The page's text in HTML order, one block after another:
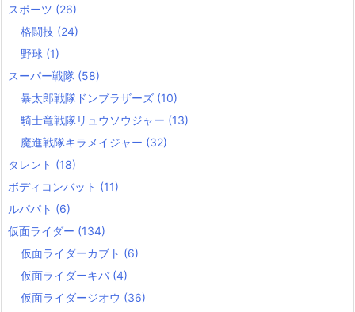
スポーツ (26)
格闘技 (24)
野球 (1)
スーパー戦隊 (58)
暴太郎戦隊ドンブラザーズ (10)
騎士竜戦隊リュウソウジャー (13)
魔進戦隊キラメイジャー (32)
タレント (18)
ボディコンバット (11)
ルパパト (6)
仮面ライダー (134)
仮面ライダーカブト (6)
仮面ライダーキバ (4)
仮面ライダージオウ (36)